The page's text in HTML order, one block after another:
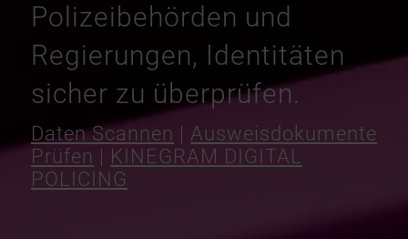
Polizeibehörden und
Regierungen, Identitäten
sicher zu überprüfen.
Daten Scannen | Ausweisdokumente
Prüfen | KINEGRAM DIGITAL
POLICING